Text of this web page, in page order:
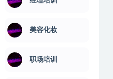
美容化妆
职场培训